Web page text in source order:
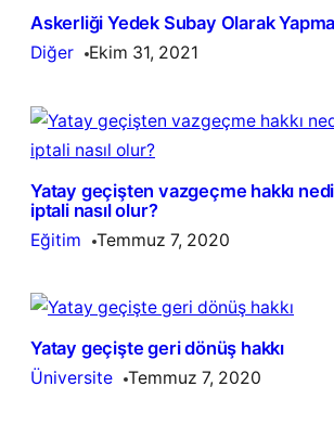
Askerliği Yedek Subay Olarak
Diğer Ekim 31, 2021
Yatay geçişten vazgeçme hakkı
iptali nasıl olur?
Eğitim Temmuz 7, 2020
Yatay geçişte geri dönüş hakkı
Üniversite Temmuz 7, 2020